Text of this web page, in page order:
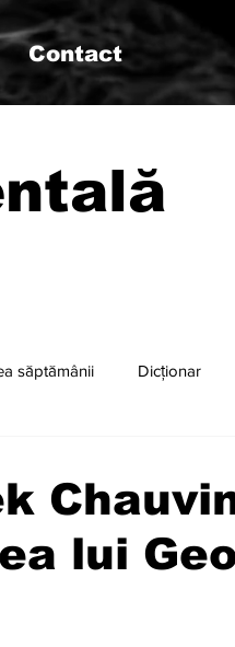
Contact
săptămânii Dicționar
lui